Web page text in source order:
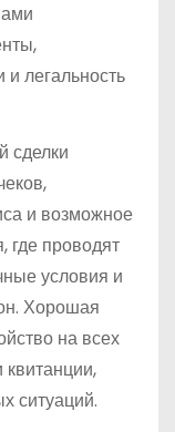
легальность
сделки
и возможное
проводят
условия и
Хорошая
на всех
квитанции,
ситуаций.